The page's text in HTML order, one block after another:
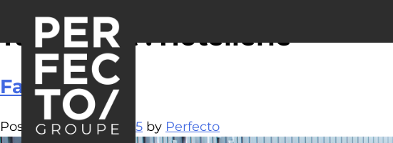
Tag Projet :Hôtellerie
Fasthotel
Posted on11 avril 2025 by Perfecto